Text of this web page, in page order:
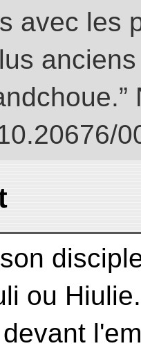
avec les
ou